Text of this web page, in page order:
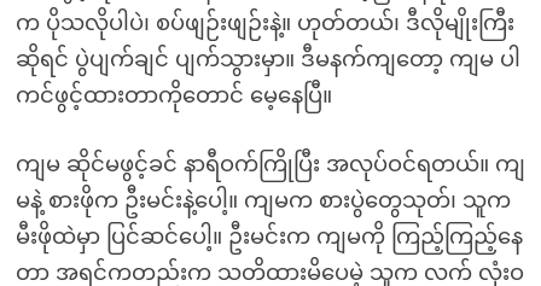
က ပိုသလိုပါပဲ၊ စပ်ဖျဉ်းဖျဉ်းနဲ့။ ဟုတ်တယ်၊ ဒီလိုမျိုးကြီး
ဆိုရင် ပွဲပျက်ချင် ပျက်သွားမှာ။ ဒီမနက်ကျတော့ ကျမ ပါ
ကင်ဖွင့်ထားတာကိုတောင် မေ့နေပြီ။
ကျမ ဆိုင်မဖွင့်ခင် နာရီဝက်ကြိုပြီး အလုပ်ဝင်ရတယ်။ ကျ
မနဲ့ စားဖိုက ဦးမင်းနဲ့ပေါ့။ ကျမက စားပွဲတွေသုတ်၊ သူက
မီးဖိုထဲမှာ ပြင်ဆင်ပေါ့။ ဦးမင်းက ကျမကို ကြည့်ကြည့်နေ
တာ အရင်ကတည်းက သတိထားမိပေမဲ့ သူက လက် လုံးဝ